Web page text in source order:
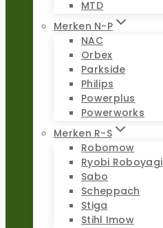
MTD
Merken N-P
NAC
Orbex
Parkside
Philips
Powerplus
Powerworks
Merken R-S
Robomow
Ryobi Roboyagi
Sabo
Scheppach
Stiga
Stihl Imow